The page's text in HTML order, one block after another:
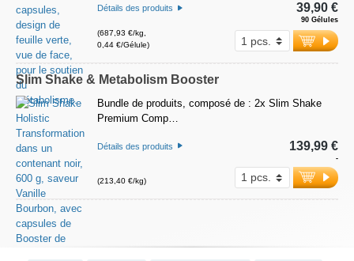
Détails des produits
(687,93 €/kg,
0,44 €/Gélule)
90 Gélules
39,90 €
Slim Shake & Metabolism Booster
Bundle de produits, composé de : 2x Slim Shake
Premium Comp…
Détails des produits
(213,40 €/kg)
-
139,99 €